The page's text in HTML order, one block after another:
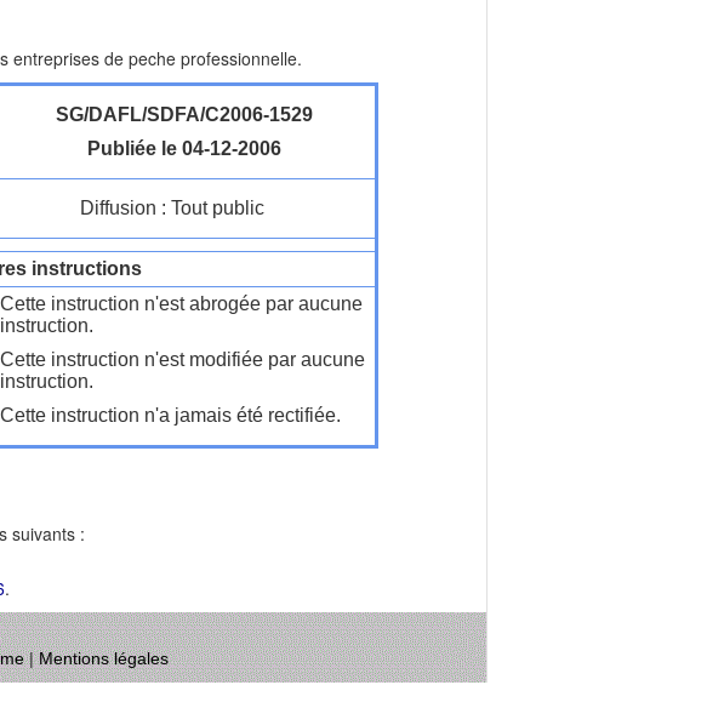
entreprises de peche professionnelle.
SG/DAFL/SDFA/C2006-1529
Publiée le 04-12-2006
Diffusion : Tout public
instructions
Cette instruction n'est abrogée par aucune
instruction.
Cette instruction n'est modifiée par aucune
instruction.
Cette instruction n'a jamais été rectifiée.
suivants :
.
|Mentions légales